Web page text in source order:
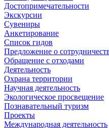
Достопримечательности
Экскурсии
Сувениры
Анкетирование
Список гидов
Предложение о
Обращение с отходами
Деятельность
Охрана территории
Научная деятельность
Экологическое просвещение
Познавательный туризм
Проекты
Международная деятельность